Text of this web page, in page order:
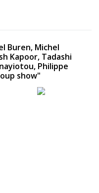
Buren, Michel
Kapoor, Tadashi
Philippe
show"